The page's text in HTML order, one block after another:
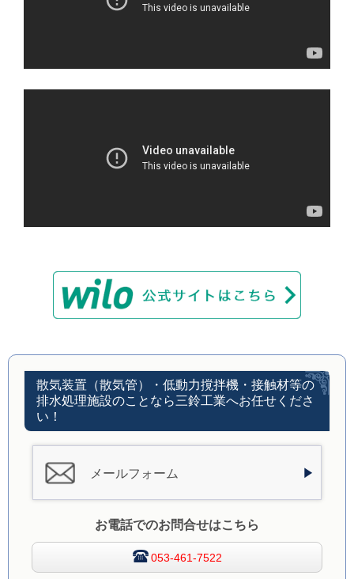
散気装置（散気管）・低動力撹拌機・接触材等の
排水処理施設のことなら三鈴工業へお任せくださ
い！
メールフォーム
お電話でのお問合せはこちら
053-461-7522